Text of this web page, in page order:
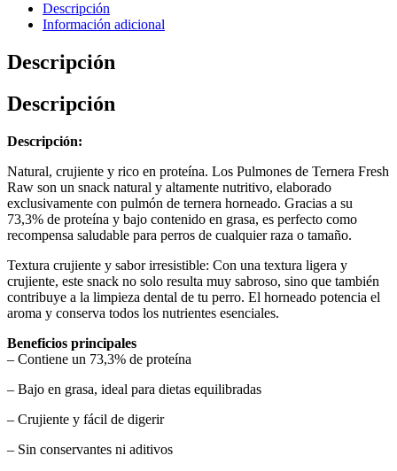
Descripción
Información adicional
Descripción
Descripción
Descripción:
Natural, crujiente y rico en proteína. Los Pulmones de Ternera Fresh
Raw son un snack natural y altamente nutritivo, elaborado
exclusivamente con pulmón de ternera horneado. Gracias a su
73,3% de proteína y bajo contenido en grasa, es perfecto como
recompensa saludable para perros de cualquier raza o tamaño.
Textura crujiente y sabor irresistible: Con una textura ligera y
crujiente, este snack no solo resulta muy sabroso, sino que también
contribuye a la limpieza dental de tu perro. El horneado potencia el
aroma y conserva todos los nutrientes esenciales.
Beneficios principales
– Contiene un 73,3% de proteína
– Bajo en grasa, ideal para dietas equilibradas
– Crujiente y fácil de digerir
– Sin conservantes ni aditivos